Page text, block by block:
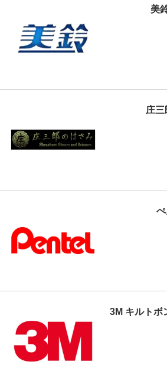
美
庄三
3M キルトボ